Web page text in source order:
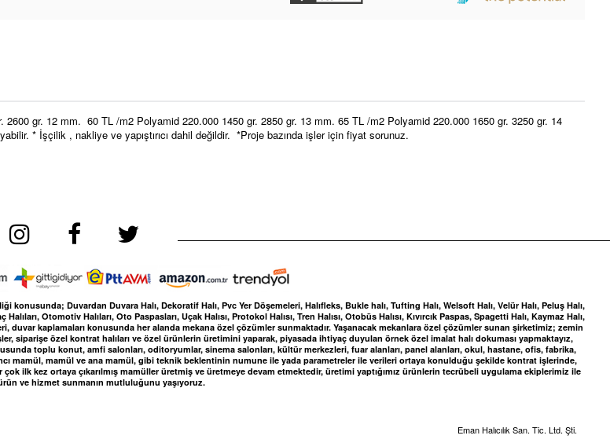
2600 gr. 12 mm. 60 TL /m2 Polyamid 220.000 1450 gr. 2850 gr. 13 mm. 65 TL /m2 Polyamid 220.000 1650 gr. 3250 gr. 14
* İşçilik , nakliye ve yapıştırıcı dahil değildir. *Proje bazında işler için fiyat sorunuz.
Duvardan Duvara Halı, Dekoratif Halı, Pvc Yer Döşemeleri, Halıfleks, Bukle halı, Tufting Halı, Welsoft Halı, Velür Halı, Peluş Halı,
Otomotiv Halıları, Oto Paspasları, Uçak Halısı, Protokol Halısı, Tren Halısı, Otobüs Halısı, Kıvırcık Paspas, Spagetti Halı, Kaymaz Halı,
duvar kaplamaları konusunda her alanda mekana özel çözümler sunmaktadır. Yaşanacak mekanlara özel çözümler sunan şirketimiz; zemin
özel kontrat halıları ve özel ürünlerin üretimini yaparak, piyasada ihtiyaç duyulan örnek özel imalat halı dokuması yapmaktayız,
toplu konut, amfi salonları, oditoryumlar, sinema salonları, kültür merkezleri, fuar alanları, panel alanları, okul, hastane, ofis, fabrika,
mamül, mamül ve ana mamül, gibi teknik beklentinin numune ile yada parametreler ile verileri ortaya konulduğu şekilde kontrat işlerinde,
ilk kez ortaya çıkarılmış mamüller üretmiş ve üretmeye devam etmektedir, üretimi yaptığımız ürünlerin tecrübeli uygulama ekiplerimiz ile
ve hizmet sunmanın mutluluğunu yaşıyoruz.
Eman Halıcılık San. Tic. Ltd. Şti.